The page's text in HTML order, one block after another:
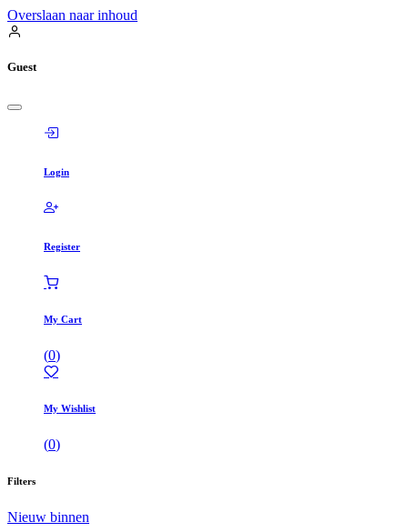
Overslaan naar inhoud
Guest
Login
Register
My Cart
(0)
My Wishlist
(0)
Filters
Nieuw binnen